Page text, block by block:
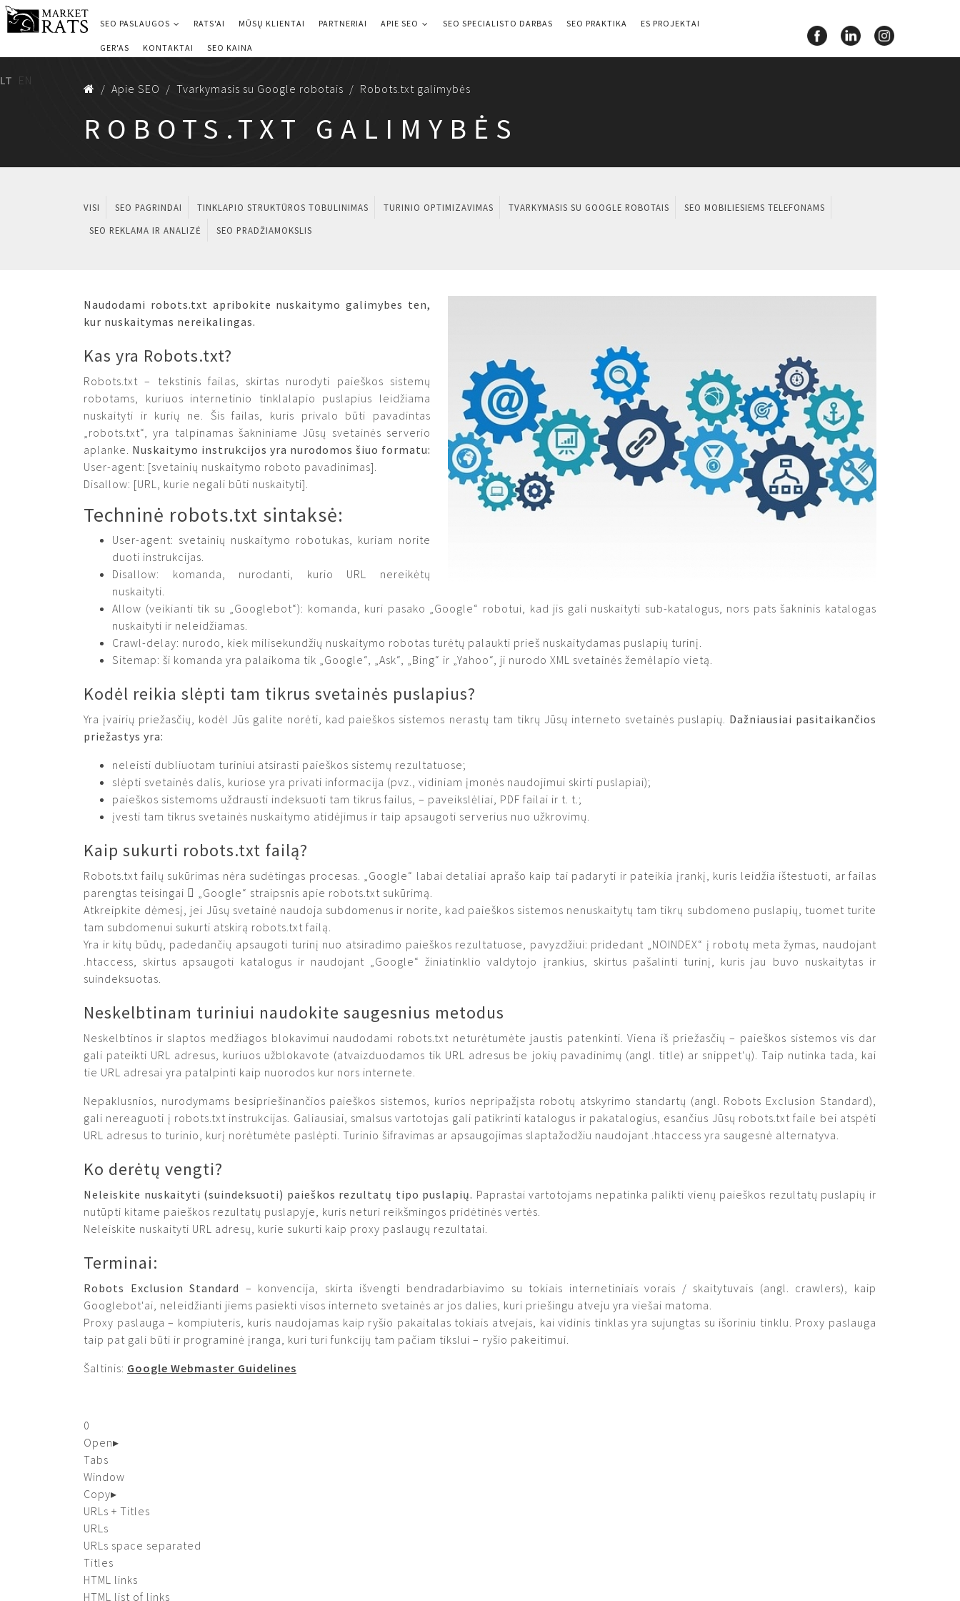
SEO PASLAUGOS RATS'AI MŪSŲ KLIENTAI PARTNERIAI APIE SEO SEO SPECIALISTO DARBAS SEO PRAKTIKA ES PROJEKTAI
GER'AS KONTAKTAI SEO KAINA
LT EN
Apie SEO Tvarkymasis su Google robotais Robots.txt galimybės
ROBOTS.TXT GALIMYBĖS
VISI SEO PAGRINDAI TINKLAPIO STRUKTŪROS TOBULINIMAS TURINIO OPTIMIZAVIMAS TVARKYMASIS SU GOOGLE ROBOTAIS
SEO MOBILIESIEMS TELEFONAMS
SEO REKLAMA IR ANALIZĖ
SEO PRADŽIAMOKSLIS
Naudodami robots.txt apribokite nuskaitymo galimybes ten,
kur nuskaitymas nereikalingas.
Kas yra Robots.txt?
Robots.txt – tekstinis failas, skirtas nurodyti paieškos sistemų
robotams, kuriuos internetinio tinklalapio puslapius leidžiama
nuskaityti ir kurių ne. Šis failas, kuris privalo būti pavadintas
„robots.txt“, yra talpinamas šakniniame Jūsų svetainės serverio
aplanke. Nuskaitymo instrukcijos yra nurodomos šiuo formatu:
User-agent: [svetainių nuskaitymo roboto pavadinimas].
Disallow: [URL, kurie negali būti nuskaityti].
Techninė robots.txt sintaksė:
User-agent: svetainių nuskaitymo robotukas, kuriam norite
duoti instrukcijas.
Disallow: komanda, nurodanti, kurio URL nereikėtų
nuskaityti.
Allow (veikianti tik su „Googlebot“): komanda, kuri pasako „Google“ robotui, kad jis gali nuskaityti sub-katalogus, nors pats šakninis katalogas
nuskaityti ir neleidžiamas.
Crawl-delay: nurodo, kiek milisekundžių nuskaitymo robotas turėtų palaukti prieš nuskaitydamas puslapių turinį.
Sitemap: ši komanda yra palaikoma tik „Google“, „Ask“, „Bing“ ir „Yahoo“, ji nurodo XML svetainės žemėlapio vietą.
Kodėl reikia slėpti tam tikrus svetainės puslapius?
Yra įvairių priežasčių, kodėl Jūs galite norėti, kad paieškos sistemos nerastų tam tikrų Jūsų interneto svetainės puslapių. Dažniausiai pasitaikančios
priežastys yra:
neleisti dubliuotam turiniui atsirasti paieškos sistemų rezultatuose;
slėpti svetainės dalis, kuriose yra privati informacija (pvz., vidiniam įmonės naudojimui skirti puslapiai);
paieškos sistemoms uždrausti indeksuoti tam tikrus failus, – paveikslėliai, PDF failai ir t. t.;
įvesti tam tikrus svetainės nuskaitymo atidėjimus ir taip apsaugoti serverius nuo užkrovimų.
Kaip sukurti robots.txt failą?
Robots.txt failų sukūrimas nėra sudėtingas procesas. „Google“ labai detaliai aprašo kaip tai padaryti ir pateikia įrankį, kuris leidžia ištestuoti, ar failas
parengtas teisingai  „Google“ straipsnis apie robots.txt sukūrimą.
Atkreipkite dėmesį, jei Jūsų svetainė naudoja subdomenus ir norite, kad paieškos sistemos nenuskaitytų tam tikrų subdomeno puslapių, tuomet turite
tam subdomenui sukurti atskirą robots.txt failą.
Yra ir kitų būdų, padedančių apsaugoti turinį nuo atsiradimo paieškos rezultatuose, pavyzdžiui: pridedant „NOINDEX“ į robotų meta žymas, naudojant
.htaccess, skirtus apsaugoti katalogus ir naudojant „Google“ žiniatinklio valdytojo įrankius, skirtus pašalinti turinį, kuris jau buvo nuskaitytas ir
suindeksuotas.
Neskelbtinam turiniui naudokite saugesnius metodus
Neskelbtinos ir slaptos medžiagos blokavimui naudodami robots.txt neturėtumėte jaustis patenkinti. Viena iš priežasčių – paieškos sistemos vis dar
gali pateikti URL adresus, kuriuos užblokavote (atvaizduodamos tik URL adresus be jokių pavadinimų (angl. title) ar snippet'ų). Taip nutinka tada, kai
tie URL adresai yra patalpinti kaip nuorodos kur nors internete.
Nepaklusnios, nurodymams besipriešinančios paieškos sistemos, kurios nepripažįsta robotų atskyrimo standartų (angl. Robots Exclusion Standard),
gali nereaguoti į robots.txt instrukcijas. Galiausiai, smalsus vartotojas gali patikrinti katalogus ir pakatalogius, esančius Jūsų robots.txt faile bei atspėti
URL adresus to turinio, kurį norėtumėte paslėpti. Turinio šifravimas ar apsaugojimas slaptažodžiu naudojant .htaccess yra saugesnė alternatyva.
Ko derėtų vengti?
Neleiskite nuskaityti (suindeksuoti) paieškos rezultatų tipo puslapių. Paprastai vartotojams nepatinka palikti vienų paieškos rezultatų puslapių ir
nutūpti kitame paieškos rezultatų puslapyje, kuris neturi reikšmingos pridėtinės vertės.
Neleiskite nuskaityti URL adresų, kurie sukurti kaip proxy paslaugų rezultatai.
Terminai:
Robots Exclusion Standard – konvencija, skirta išvengti bendradarbiavimo su tokiais internetiniais vorais / skaitytuvais (angl. crawlers), kaip
Googlebot'ai, neleidžianti jiems pasiekti visos interneto svetainės ar jos dalies, kuri priešingu atveju yra viešai matoma.
Proxy paslauga – kompiuteris, kuris naudojamas kaip ryšio pakaitalas tokiais atvejais, kai vidinis tinklas yra sujungtas su išoriniu tinklu. Proxy paslauga
taip pat gali būti ir programinė įranga, kuri turi funkcijų tam pačiam tikslui – ryšio pakeitimui.
Šaltinis: Google Webmaster Guidelines
0
Open▸
Tabs
Window
Copy▸
URLs + Titles
URLs
URLs space separated
Titles
HTML links
HTML list of links